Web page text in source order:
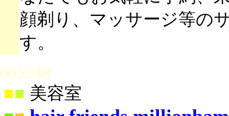
顔剃り、マッサージ等の
す。
■ 美容室